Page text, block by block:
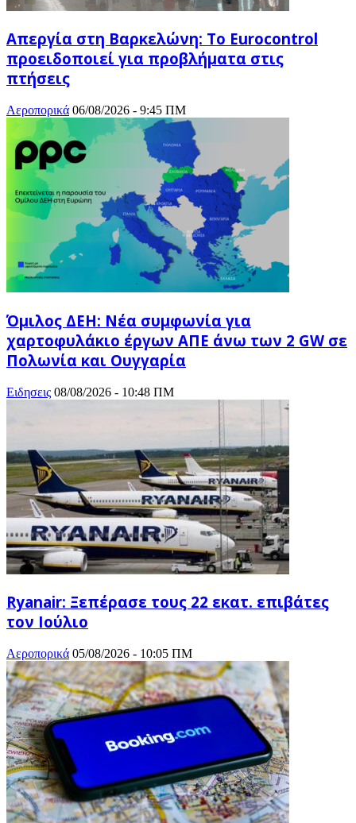
Απεργία στη Βαρκελώνη: To Eurocontrol
προειδοποιεί για προβλήματα στις
πτήσεις
Αεροπορικά 06/08/2026 - 9:45 ΠΜ
Όμιλος ΔΕΗ: Νέα συμφωνία για
χαρτοφυλάκιο έργων ΑΠΕ άνω των 2 GW σε
Πολωνία και Ουγγαρία
Ειδησεις 08/08/2026 - 10:48 ΠΜ
Ryanair: Ξεπέρασε τους 22 εκατ. επιβάτες
τον Ιούλιο
Αεροπορικά 05/08/2026 - 10:05 ΠΜ